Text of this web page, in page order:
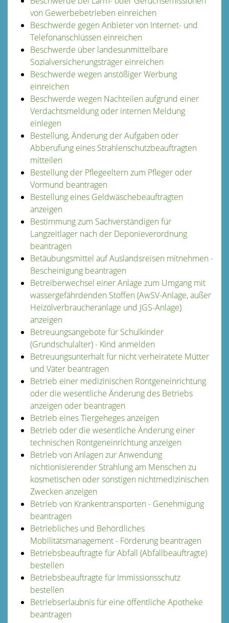
von Gewerbebetrieben einreichen
Beschwerde gegen Anbieter von Internet- und
Telefonanschlüssen einreichen
Beschwerde über landesunmittelbare
Sozialversicherungsträger einreichen
Beschwerde wegen anstößiger Werbung
einreichen
Beschwerde wegen Nachteilen aufgrund einer
Verdachtsmeldung oder internen Meldung
einlegen
Bestellung, Änderung der Aufgaben oder
Abberufung eines Strahlenschutzbeauftragten
mitteilen
Bestellung der Pflegeeltern zum Pfleger oder
Vormund beantragen
Bestellung eines Geldwäschebeauftragten
anzeigen
Bestimmung zum Sachverständigen für
Langzeitlager nach der Deponieverordnung
beantragen
Betäubungsmittel auf Auslandsreisen mitnehmen -
Bescheinigung beantragen
Betreiberwechsel einer Anlage zum Umgang mit
wassergefährdenden Stoffen (AwSV-Anlage, außer
Heizölverbraucheranlage und JGS-Anlage)
anzeigen
Betreuungsangebote für Schulkinder
(Grundschulalter) - Kind anmelden
Betreuungsunterhalt für nicht verheiratete Mütter
und Väter beantragen
Betrieb einer medizinischen Röntgeneinrichtung
oder die wesentliche Änderung des Betriebs
anzeigen oder beantragen
Betrieb eines Tiergeheges anzeigen
Betrieb oder die wesentliche Änderung einer
technischen Röntgeneinrichtung anzeigen
Betrieb von Anlagen zur Anwendung
nichtionisierender Strahlung am Menschen zu
kosmetischen oder sonstigen nichtmedizinischen
Zwecken anzeigen
Betrieb von Krankentransporten - Genehmigung
beantragen
Betriebliches und Behördliches
Mobilitätsmanagement - Förderung beantragen
Betriebsbeauftragte für Abfall (Abfallbeauftragte)
bestellen
Betriebsbeauftragte für Immissionsschutz
bestellen
Betriebserlaubnis für eine öffentliche Apotheke
beantragen